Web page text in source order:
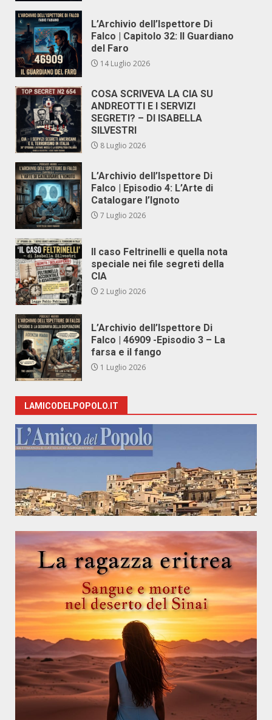
L’Archivio dell’Ispettore Di
Falco | Capitolo 32: Il Guardiano
del Faro
14 Luglio 2026
COSA SCRIVEVA LA CIA SU
ANDREOTTI E I SERVIZI
SEGRETI? – DI ISABELLA
SILVESTRI
8 Luglio 2026
L’Archivio dell’Ispettore Di
Falco | Episodio 4: L’Arte di
Catalogare l’Ignoto
7 Luglio 2026
Il caso Feltrinelli e quella nota
speciale nei file segreti della
CIA
2 Luglio 2026
L’Archivio dell’Ispettore Di
Falco | 46909 -Episodio 3 – La
farsa e il fango
1 Luglio 2026
LAMICODELPOPOLO.IT